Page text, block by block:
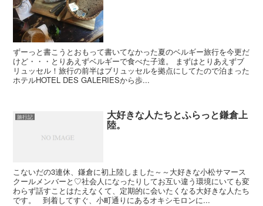
ずーっと書こうとおもって書いてなかった夏のベルギー旅行を今更だ
けど・・・とりあえずベルギーで食べた子達。 まずはとりあえずブ
リュッセル！旅行の前半はブリュッセルを拠点にしてたので泊まった
ホテルHOTEL DES GALERIESから歩...
旅行記 大好きな人たちとふらっと鎌倉上
陸。
こないだの3連休、鎌倉に初上陸しました～～大好きな小松サマース
クールメンバーと♡社会人になったりしてお互い違う環境にいても変
わらず話すことはたえなくて、定期的に会いたくなる大好きな人たち
です。 到着してすぐ、小町通りにあるオキシモロンに...